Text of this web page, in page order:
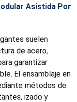
Asistida Por
suelen
de acero,
garantizar
El ensamblaje en
métodos de
izado y